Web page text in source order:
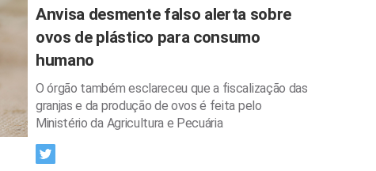
Anvisa desmente falso alerta sobre
ovos de plástico para consumo
humano
O órgão também esclareceu que a fiscalização das
granjas e da produção de ovos é feita pelo
Ministério da Agricultura e Pecuária